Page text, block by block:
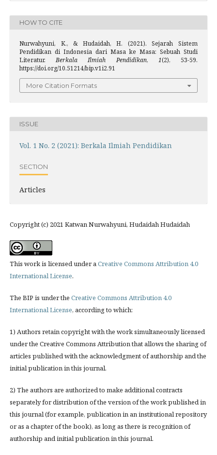
HOW TO CITE
Nurwahyuni, K., & Hudaidah, H. (2021). Sejarah Sistem
Pendidikan di Indonesia dari Masa ke Masa: Sebuah Studi
Literatur.Berkala Ilmiah Pendidikan, 1(2), 53-59.
https://doi.org/10.51214/bip.v1i2.91
More Citation Formats
ISSUE
Vol. 1 No. 2 (2021): Berkala Ilmiah Pendidikan
SECTION
Articles
Copyright (c) 2021 Katwan Nurwahyuni, Hudaidah Hudaidah
This work is licensed under aCreative Commons Attribution 4.0
International License.
The BIP is under the Creative Commons Attribution 4.0
International License, according to which:
1) Authors retain copyright with the work simultaneously licensed
under the Creative Commons Attribution that allows the sharing of
articles published with the acknowledgment of authorship and the
initial publication in this journal.
2) The authors are authorized to make additional contracts
separately for distribution of the version of the work published in
this journal (for example, publication in an institutional repository
or as a chapter of the book), as long as there is recognition of
authorship and initial publication in this journal.